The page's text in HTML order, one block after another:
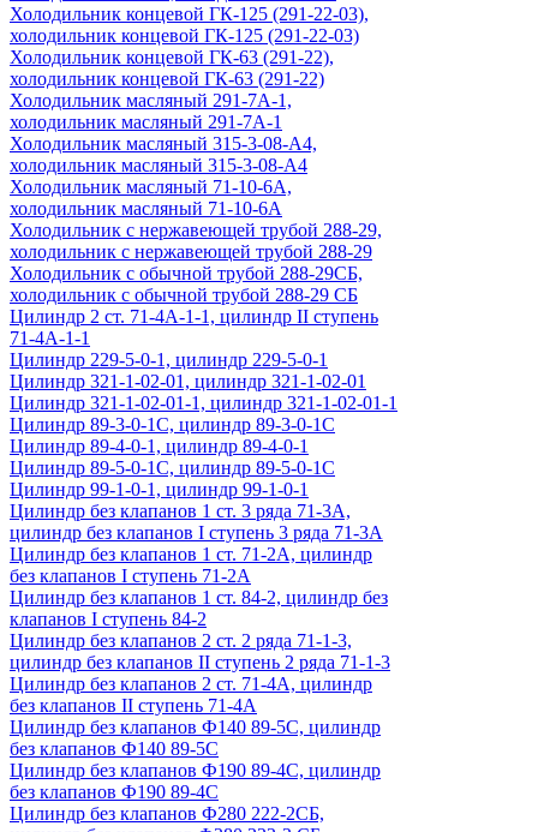
Холодильник концевой ГК-125 (291-22-03),
холодильник концевой ГК-125 (291-22-03)
Холодильник концевой ГК-63 (291-22),
холодильник концевой ГК-63 (291-22)
Холодильник масляный 291-7А-1,
холодильник масляный 291-7А-1
Холодильник масляный 315-3-08-А4,
холодильник масляный 315-3-08-А4
Холодильник масляный 71-10-6А,
холодильник масляный 71-10-6А
Холодильник с нержавеющей трубой 288-29,
холодильник с нержавеющей трубой 288-29
Холодильник с обычной трубой 288-29СБ,
холодильник с обычной трубой 288-29 СБ
Цилиндр 2 ст. 71-4А-1-1, цилиндр II ступень
71-4А-1-1
Цилиндр 229-5-0-1, цилиндр 229-5-0-1
Цилиндр 321-1-02-01, цилиндр 321-1-02-01
Цилиндр 321-1-02-01-1, цилиндр 321-1-02-01-1
Цилиндр 89-3-0-1С, цилиндр 89-3-0-1С
Цилиндр 89-4-0-1, цилиндр 89-4-0-1
Цилиндр 89-5-0-1С, цилиндр 89-5-0-1С
Цилиндр 99-1-0-1, цилиндр 99-1-0-1
Цилиндр без клапанов 1 ст. 3 ряда 71-3А,
цилиндр без клапанов I ступень 3 ряда 71-3А
Цилиндр без клапанов 1 ст. 71-2А, цилиндр
без клапанов I ступень 71-2А
Цилиндр без клапанов 1 ст. 84-2, цилиндр без
клапанов I ступень 84-2
Цилиндр без клапанов 2 ст. 2 ряда 71-1-3,
цилиндр без клапанов II ступень 2 ряда 71-1-3
Цилиндр без клапанов 2 ст. 71-4А, цилиндр
без клапанов II ступень 71-4А
Цилиндр без клапанов Ф140 89-5С, цилиндр
без клапанов Ф140 89-5С
Цилиндр без клапанов Ф190 89-4С, цилиндр
без клапанов Ф190 89-4С
Цилиндр без клапанов Ф280 222-2СБ,